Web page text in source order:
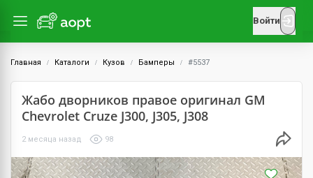
Войти
Главная Каталоги Кузов Бамперы #5537
Жабо дворников правое оригинал GM
Chevrolet Cruze J300, J305, J308
2 месяца назад 98